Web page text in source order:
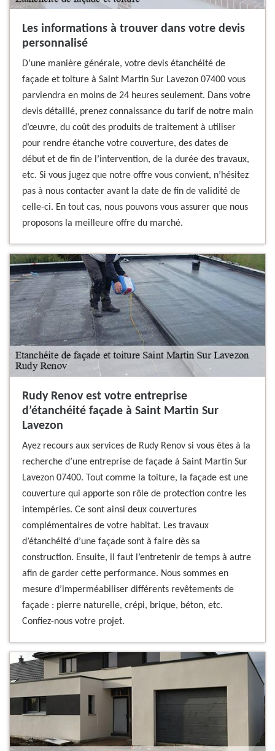
Les informations à trouver dans votre devis
personnalisé
D’une manière générale, votre devis étanchéité de
façade et toiture à Saint Martin Sur Lavezon 07400 vous
parviendra en moins de 24 heures seulement. Dans votre
devis détaillé, prenez connaissance du tarif de notre main
d’œuvre, du coût des produits de traitement à utiliser
pour rendre étanche votre couverture, des dates de
début et de fin de l’intervention, de la durée des travaux,
etc. Si vous jugez que notre offre vous convient, n’hésitez
pas à nous contacter avant la date de fin de validité de
celle-ci. En tout cas, nous pouvons vous assurer que nous
proposons la meilleure offre du marché.
Rudy Renov est votre entreprise
d’étanchéité façade à Saint Martin Sur
Lavezon
Ayez recours aux services de Rudy Renov si vous êtes à la
recherche d’une entreprise de façade à Saint Martin Sur
Lavezon 07400. Tout comme la toiture, la façade est une
couverture qui apporte son rôle de protection contre les
intempéries. Ce sont ainsi deux couvertures
complémentaires de votre habitat. Les travaux
d’étanchéité d’une façade sont à faire dès sa
construction. Ensuite, il faut l’entretenir de temps à autre
afin de garder cette performance. Nous sommes en
mesure d’imperméabiliser différents revêtements de
façade : pierre naturelle, crépi, brique, béton, etc.
Confiez-nous votre projet.